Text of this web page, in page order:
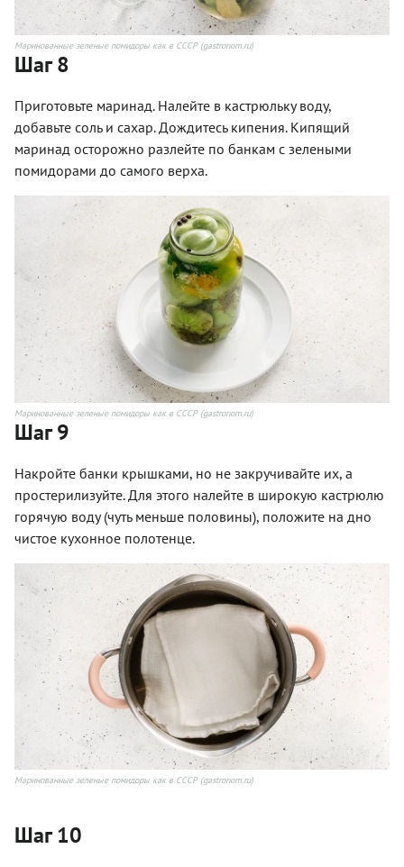
Маринованные зеленые помидоры как в СССР (gastronom.ru)
Шаг 8
Приготовьте маринад. Налейте в кастрюльку воду,
добавьте соль и сахар. Дождитесь кипения. Кипящий
маринад осторожно разлейте по банкам с зелеными
помидорами до самого верха.
Маринованные зеленые помидоры как в СССР (gastronom.ru)
Шаг 9
Накройте банки крышками, но не закручивайте их, а
простерилизуйте. Для этого налейте в широкую кастрюлю
горячую воду (чуть меньше половины), положите на дно
чистое кухонное полотенце.
Маринованные зеленые помидоры как в СССР (gastronom.ru)
Шаг 10